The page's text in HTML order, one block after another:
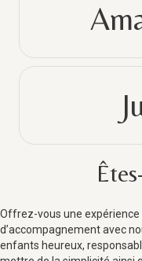
Offrez-vous une expérience
d’accompagnement avec
enfants heureux,